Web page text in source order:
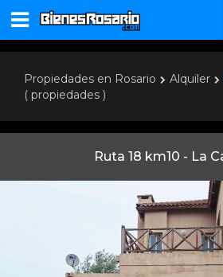
Propiedades en Rosario Alquiler
( propiedades )
Ruta 18 km10 - La